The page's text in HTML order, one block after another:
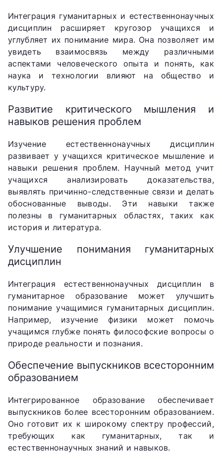
Интеграция гуманитарных и естественнонаучных
дисциплин расширяет кругозор учащихся и
углубляет их понимание мира. Она позволяет им
увидеть взаимосвязь между различными
аспектами человеческого опыта и понять, как
наука и технологии влияют на общество и
культуру.
Развитие критического мышления и
навыков решения проблем
Изучение естественнонаучных дисциплин
развивает у учащихся критическое мышление и
навыки решения проблем. Научный метод учит
учащихся анализировать доказательства,
выявлять причинно-следственные связи и делать
обоснованные выводы. Эти навыки также
полезны в гуманитарных областях, таких как
история и литература.
Улучшение понимания гуманитарных
дисциплин
Интеграция естественнонаучных дисциплин в
гуманитарное образование может улучшить
понимание учащимися гуманитарных дисциплин.
Например, изучение физики может помочь
учащимся глубже понять философские вопросы о
природе реальности и познания.
Обеспечение выпускников всесторонним
образованием
Интегрированное образование обеспечивает
выпускников более всесторонним образованием.
Оно готовит их к широкому спектру профессий,
требующих как гуманитарных, так и
естественнонаучных знаний и навыков.